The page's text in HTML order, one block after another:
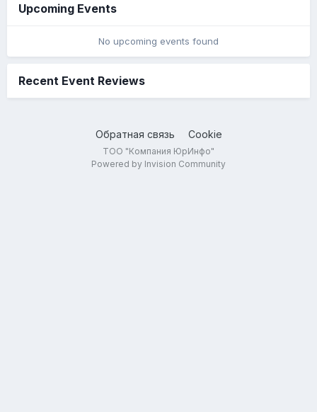
Upcoming Events
No upcoming events found
Recent Event Reviews
Обратная связь Cookie
ТОО "Компания ЮрИнфо"
Powered by Invision Community